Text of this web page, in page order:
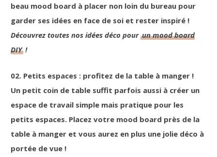
beau mood board à placer non loin du bureau pour
garder ses idées en face de soi et rester inspiré !
Découvrez toutes nos idées déco pourun mood board
DIY !
02. Petits espaces : profitez de la table à manger !
Un petit coin de table suffit parfois aussi à créer un
espace de travail simple mais pratique pour les
petits espaces. Placez votre mood board près de la
table à manger et vous aurez en plus une jolie déco à
portée de vue !